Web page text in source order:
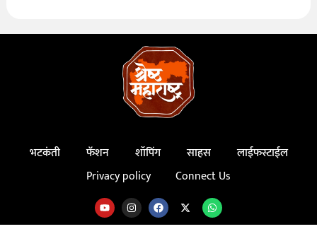
भटकंती फॅशन शॉपिंग साहस
लाईफस्टाईल
Privacy policy
Connect Us